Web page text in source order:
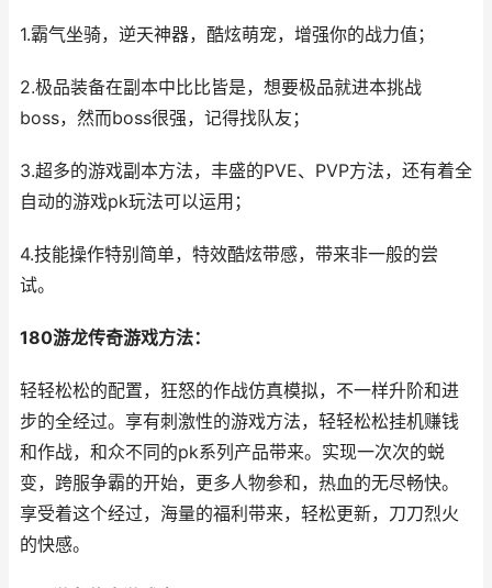
1.霸气坐骑，逆天神器，酷炫萌宠，增强你的战力值；
2.极品装备在副本中比比皆是，想要极品就进本挑战
boss，然而boss很强，记得找队友；
3.超多的游戏副本方法，丰盛的PVE、PVP方法，还有着全
自动的游戏pk玩法可以运用；
4.技能操作特别简单，特效酷炫带感，带来非一般的尝
试。
180游龙传奇游戏方法：
轻轻松松的配置，狂怒的作战仿真模拟，不一样升阶和进
步的全经过。享有刺激性的游戏方法，轻轻松松挂机赚钱
和作战，和众不同的pk系列产品带来。实现一次次的蜕
变，跨服争霸的开始，更多人物参和，热血的无尽畅快。
享受着这个经过，海量的福利带来，轻松更新，刀刀烈火
的快感。